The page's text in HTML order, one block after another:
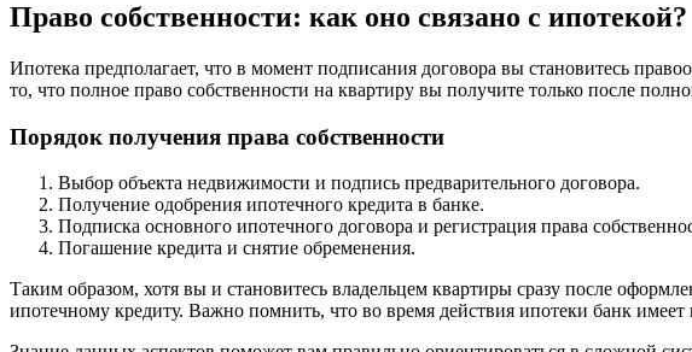
Право собственности: как оно связано с ипотекой?
Ипотека предполагает, что в момент подписания договора вы становитесь
то, что полное право собственности на квартиру вы получите только после
Порядок получения права собственности
Выбор объекта недвижимости и подпись предварительного договора.
Получение одобрения ипотечного кредита в банке.
Подписка основного ипотечного договора и регистрация права
Погашение кредита и снятие обременения.
Таким образом, хотя вы и становитесь владельцем квартиры сразу после
ипотечному кредиту. Важно помнить, что во время действия ипотеки банк